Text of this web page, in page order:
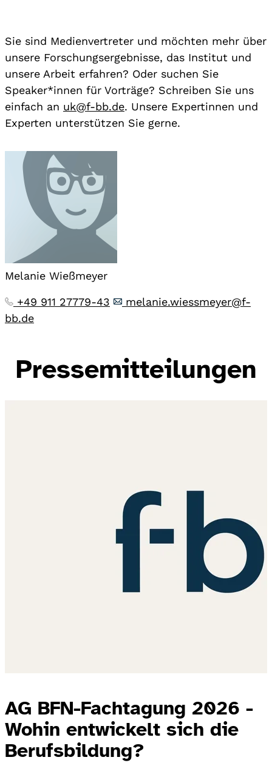
Sie sind Medienvertreter und möchten mehr über
unsere Forschungsergebnisse, das Institut und
unsere Arbeit erfahren? Oder suchen Sie
Speaker*innen für Vorträge? Schreiben Sie uns
einfach an uk@f-bb.de. Unsere Expertinnen und
Experten unterstützen Sie gerne.
Melanie Wießmeyer
+49 911 27779-43
melanie.wiessmeyer@f-
bb.de
Pressemitteilungen
AG BFN-Fachtagung 2026 -
Wohin entwickelt sich die
Berufsbildung?